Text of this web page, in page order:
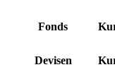
Fonds
Devisen